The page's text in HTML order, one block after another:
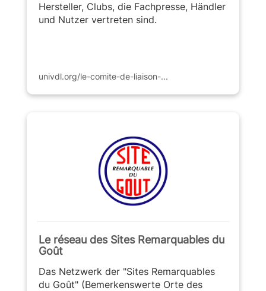
univdl.org/le-comite-de-liaison-...
Hersteller, Clubs, die Fachpresse, Händler
und Nutzer vertreten sind.
Le réseau des Sites Remarquables du
Goût
Das Netzwerk der "Sites Remarquables
du Goût" (Bemerkenswerte Orte des